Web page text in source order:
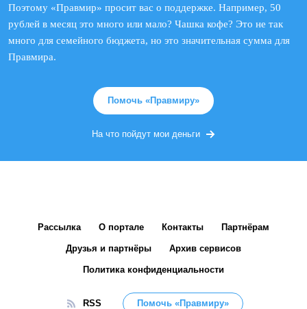
Поэтому «Правмир» просит вас о поддержке. Например, 50
рублей в месяц это много или мало? Чашка кофе? Это не так
много для семейного бюджета, но это значительная сумма для
Правмира.
Помочь «Правмиру»
На что пойдут мои деньги
Рассылка О портале Контакты Партнёрам
Друзья и партнёры Архив сервисов
Политика конфиденциальности
RSS Помочь «Правмиру»